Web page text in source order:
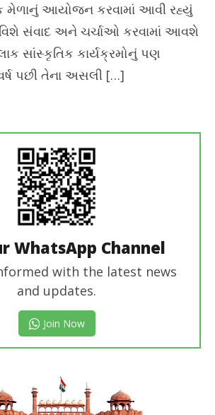
આયોજન કરવામાં આવી રહ્યું
સંવાદ અને ચર્ચાઓ કરવામાં આવશે
સાંસ્કૃતિક કાર્યક્રમોનું પણ
પછી તેના અસલી […]
WhatsApp Channel
with the latest news
and updates.
Join Now